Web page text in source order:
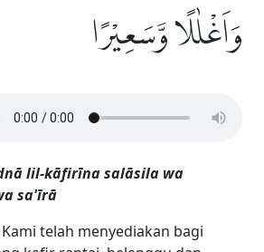
وَاَغْلٰلًا وَّسَعِيْرًا
lil-kāfirīna salāsila wa
sa'īrā
telah menyediakan bagi